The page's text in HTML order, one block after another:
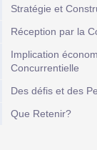
Stratégie et
Réception par la
Implication
Concurrentielle
Des défis et des
Que Retenir?